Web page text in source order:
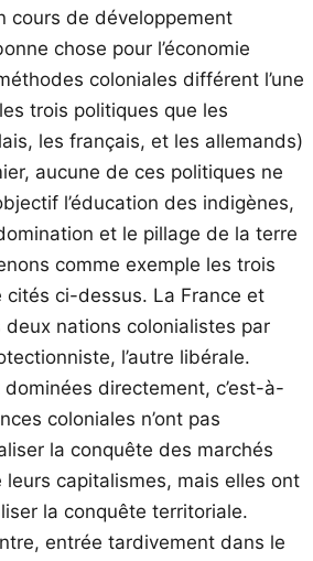
cours de développement
chose pour l’économie
coloniales différent l’une
trois politiques que les
les français, et les allemands)
aucune de ces politiques ne
l’éducation des indigènes,
et le pillage de la terre
comme exemple les trois
cités ci-dessus. La France et
deux nations colonialistes par
l’autre libérale.
directement, c’est-à-
coloniales n’ont pas
la conquête des marchés
leurs capitalismes, mais elles ont
la conquête territoriale.
entrée tardivement dans le